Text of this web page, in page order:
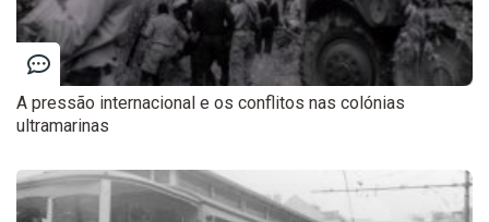
A pressão internacional e os conflitos nas colónias
ultramarinas